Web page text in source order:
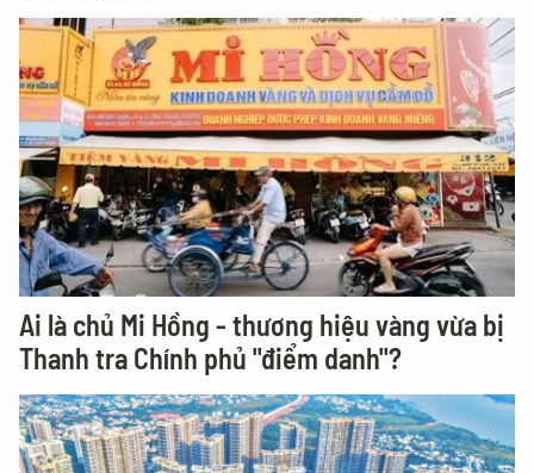
Ai là chủ Mi Hồng - thương hiệu vàng vừa bị
Thanh tra Chính phủ "điểm danh"?